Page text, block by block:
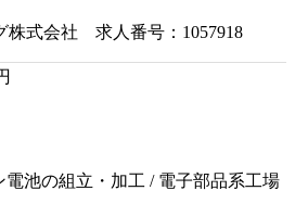
株式会社 求人番号：1057918
電池の組立・加工 / 電子部品系工場